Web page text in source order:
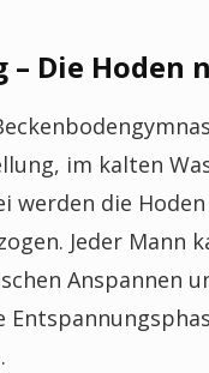
Die Hoden
im kalten
werden die
Jeder Mann
Anspannen